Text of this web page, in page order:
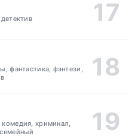
фантастика, фэнтези,
криминал,